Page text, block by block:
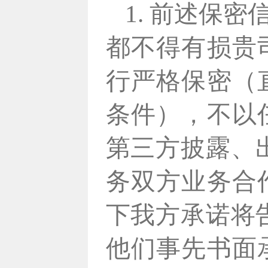
1. 前述保密
都不得有损贵
行严格保密（
条件），不以
第三方披露、
务双方业务合
下我方承诺将
他们事先书面